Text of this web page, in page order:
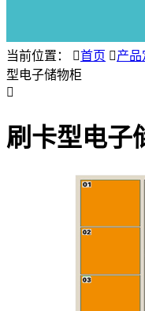
当前位置： 首页 产品
型电子储物柜

刷卡型电子